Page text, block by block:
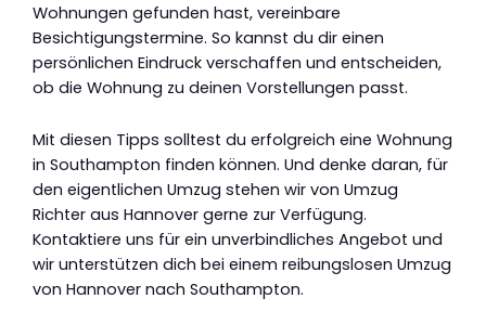
Wohnungen gefunden hast, vereinbare
Besichtigungstermine. So kannst du dir einen
persönlichen Eindruck verschaffen und entscheiden,
ob die Wohnung zu deinen Vorstellungen passt.
Mit diesen Tipps solltest du erfolgreich eine Wohnung
in Southampton finden können. Und denke daran, für
den eigentlichen Umzug stehen wir von Umzug
Richter aus Hannover gerne zur Verfügung.
Kontaktiere uns für ein unverbindliches Angebot und
wir unterstützen dich bei einem reibungslosen Umzug
von Hannover nach Southampton.